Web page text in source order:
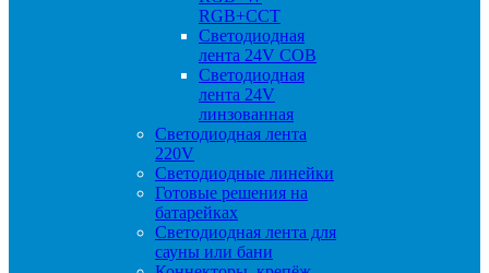
RGB+CCT
Светодиодная
лента 24V COB
Светодиодная
лента 24V
линзованная
Светодиодная лента
220V
Светодиодные линейки
Готовые решения на
батарейках
Светодиодная лента для
сауны или бани